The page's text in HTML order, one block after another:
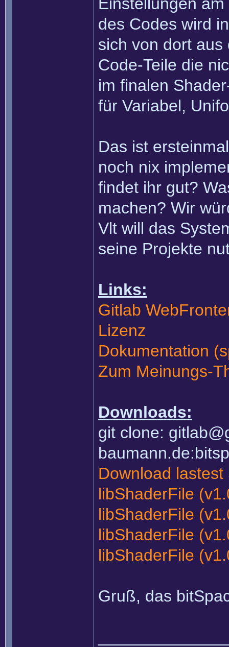
des Codes wird
sich von dort
Code-Teile die
im finalen
für Variabel,
Das ist
noch nix
findet ihr gut?
machen? Wir
Vlt will das
seine Projekte
Links:
Gitlab
Lizenz
Dokumentation
Zum Meinungs-
Downloads:
git clone:
baumann.de
Download
libShaderFile
libShaderFile
libShaderFile
libShaderFile
Gruß, das